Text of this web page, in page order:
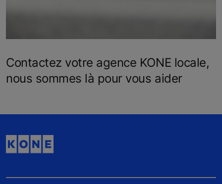
Contactez votre agence KONE locale,
nous sommes là pour vous aider